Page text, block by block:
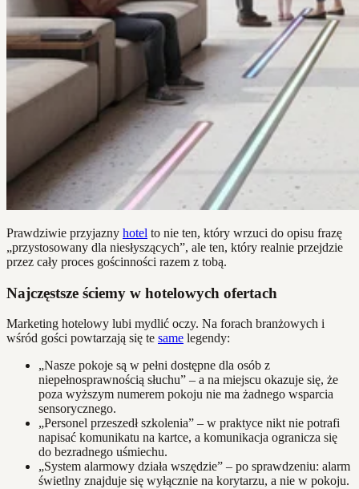
Prawdziwie przyjazny hotel to nie ten, który wrzuci do opisu frazę
„przystosowany dla niesłyszących”, ale ten, który realnie przejdzie
przez cały proces gościnności razem z tobą.
Najczęstsze ściemy w hotelowych ofertach
Marketing hotelowy lubi mydlić oczy. Na forach branżowych i
wśród gości powtarzają się te same legendy:
„Nasze pokoje są w pełni dostępne dla osób z
niepełnosprawnością słuchu” – a na miejscu okazuje się, że
poza wyższym numerem pokoju nie ma żadnego wsparcia
sensorycznego.
„Personel przeszedł szkolenia” – w praktyce nikt nie potrafi
napisać komunikatu na kartce, a komunikacja ogranicza się
do bezradnego uśmiechu.
„System alarmowy działa wszędzie” – po sprawdzeniu: alarm
świetlny znajduje się wyłącznie na korytarzu, a nie w pokoju.